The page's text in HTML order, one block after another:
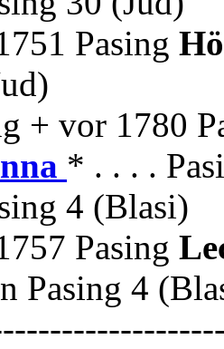
Pasing
+ vor 1780
* . . . .
4 (Blasi)
Pasing
Pasing 4